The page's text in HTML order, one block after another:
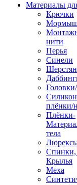
Материалы
Крючки
нити
Перья
Синели
плёнки/
Плёнки-
тела
Спинки,
Крылья
Меха